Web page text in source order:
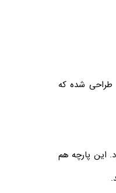
شده که
این پارچه هم